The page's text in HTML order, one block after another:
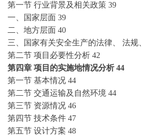
第一节 行业背景及相关政策 39
一、国家层面 39
二、地方层面 40
三、国家有关安全生产的法律、
法规、
第二节 项目必要性分析 42
第四章 项目的实施地情况分析 44
第一节 基本情况 44
第二节 交通运输及自然环境 44
第三节 资源情况 46
第四节 技术条件 47
第五节 设计方案 48